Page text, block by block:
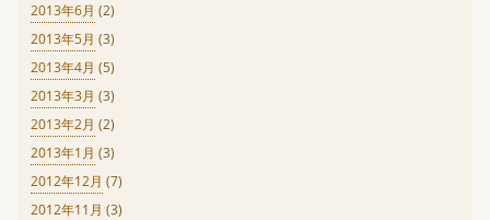
2013年6月 (2)
2013年5月 (3)
2013年4月 (5)
2013年3月 (3)
2013年2月 (2)
2013年1月 (3)
2012年12月 (7)
2012年11月 (3)